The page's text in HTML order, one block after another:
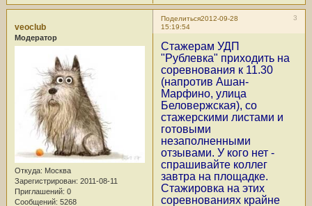
Поделиться 3
2012-09-28
15:19:54
veoclub
Модератор
Откуда: Москва
Зарегистрирован: 2011-08-11
Приглашений: 0
Сообщений: 5268
Стажерам УДП
"Рублевка" приходить на
соревнования к 11.30
(напротив Ашан-
Марфино, улица
Беловержская), со
стажерскими листами и
готовыми
незаполненными
отзывами. У кого нет -
спрашивайте коллег
завтра на площадке.
Стажировка на этих
соревнованиях крайне